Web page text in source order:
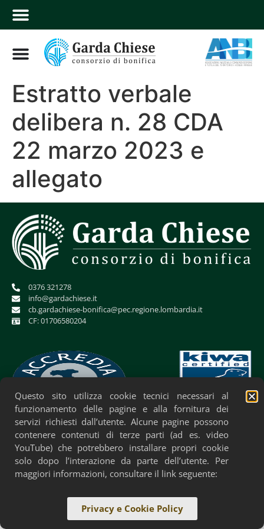
Estratto verbale
delibera n. 28 CDA
22 marzo 2023 e
allegato
0376 321278
info@gardachiese.it
cb.gardachiese-bonifica@pec.regione.lombardia.it
CF: 01706580204
Privacy Policy Cookie Policy Accessibilità
Questo sito utilizza cookie tecnici necessari al
funzionamento delle pagine e alla fornitura dei
servizi richiesti dall’utente. Alcune pagine possono
contenere contenuti di terze parti (ad es. video
YouTube) che potrebbero installare propri cookie
solo dopo l’interazione da parte dell’utente. Per
maggiori informazioni, consultare il link seguente:
Privacy e Cookie Policy